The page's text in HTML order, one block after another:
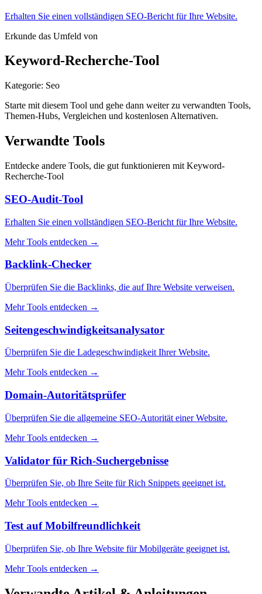
Erhalten Sie einen vollständigen SEO-Bericht für Ihre Website.
Erkunde das Umfeld von
Keyword-Recherche-Tool
Kategorie: Seo
Starte mit diesem Tool und gehe dann weiter zu verwandten Tools,
Themen-Hubs, Vergleichen und kostenlosen Alternativen.
Verwandte Tools
Entdecke andere Tools, die gut funktionieren mit Keyword-
Recherche-Tool
SEO-Audit-Tool
Erhalten Sie einen vollständigen SEO-Bericht für Ihre Website.
Mehr Tools entdecken →
Backlink-Checker
Überprüfen Sie die Backlinks, die auf Ihre Website verweisen.
Mehr Tools entdecken →
Seitengeschwindigkeitsanalysator
Überprüfen Sie die Ladegeschwindigkeit Ihrer Website.
Mehr Tools entdecken →
Domain-Autoritätsprüfer
Überprüfen Sie die allgemeine SEO-Autorität einer Website.
Mehr Tools entdecken →
Validator für Rich-Suchergebnisse
Überprüfen Sie, ob Ihre Seite für Rich Snippets geeignet ist.
Mehr Tools entdecken →
Test auf Mobilfreundlichkeit
Überprüfen Sie, ob Ihre Website für Mobilgeräte geeignet ist.
Mehr Tools entdecken →